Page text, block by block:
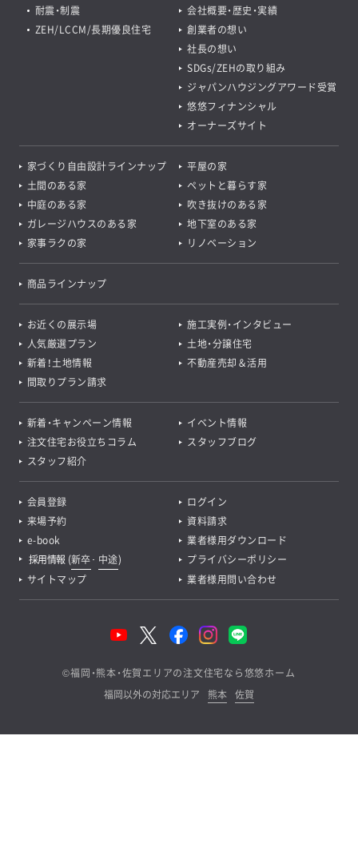
耐震・制震
ZEH/LCCM/長期優良住宅
会社概要・歴史・実績
創業者の想い
社長の想い
SDGs/ZEHの取り組み
ジャパンハウジングアワード受賞
悠悠フィナンシャル
オーナーズサイト
家づくり自由設計ラインナップ
平屋の家
土間のある家
ペットと暮らす家
中庭のある家
吹き抜けのある家
ガレージハウスのある家
地下室のある家
家事ラクの家
リノベーション
商品ラインナップ
お近くの展示場
施工実例・インタビュー
人気厳選プラン
土地・分譲住宅
新着！土地情報
不動産売却＆活用
間取りプラン請求
新着・キャンペーン情報
イベント情報
注文住宅お役立ちコラム
スタッフブログ
スタッフ紹介
会員登録
ログイン
来場予約
資料請求
e-book
業者様用ダウンロード
採用情報 (新卒･ 中途)
プライバシーポリシー
サイトマップ
業者様用問い合わせ
©福岡・熊本・佐賀エリアの注文住宅なら悠悠ホーム
福岡以外の対応エリア
熊本 佐賀